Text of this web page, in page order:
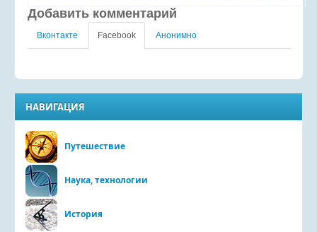
Добавить комментарий
Вконтакте Facebook Анонимно
НАВИГАЦИЯ
Путешествие
Наука, технологии
История